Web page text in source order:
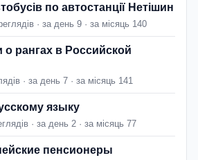
по автостанції Нетішин
· за день 9 · за місяць 140
рангах в Российской
· за день 7 · за місяць 141
языку
· за день 2 · за місяць 77
пенсионеры